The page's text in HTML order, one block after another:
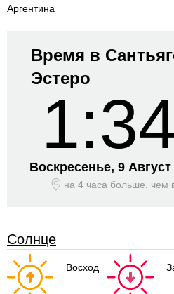
Аргентина
Время в
Эстеро
Воскресенье, 9 Август
на 4 часа больше, чем
Солнце
Восход